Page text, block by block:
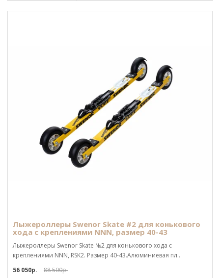
Лыжероллеры Swenor Skate #2 для конькового
хода с креплениями NNN, размер 40-43
Лыжероллеры Swenor Skate №2 для конькового хода с
креплениями NNN, RSK2. Размер 40-43.Алюминиевая пл..
56 050р.
88 500р.